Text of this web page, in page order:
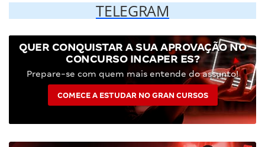
TELEGRAM
QUER CONQUISTAR A SUA APROVAÇÃO NO
CONCURSO INCAPER ES?
Prepare-se com quem mais entende do assunto!
COMECE A ESTUDAR NO GRAN CURSOS